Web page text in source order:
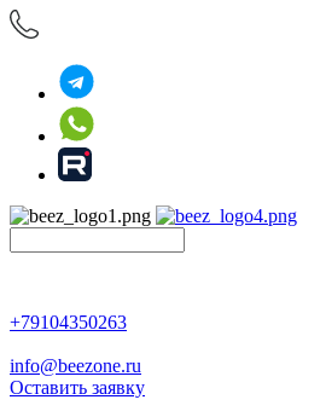
+79104350263
info@beezone.ru
Оставить заявку